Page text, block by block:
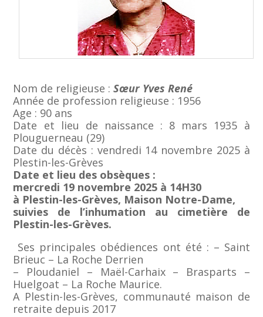
Nom de religieuse :Sœur Yves René
Année de profession religieuse : 1956
Age : 90 ans
Date et lieu de naissance : 8 mars 1935 à
Plouguerneau (29)
Date du décès : vendredi 14 novembre 2025 à
Plestin-les-Grèves
Date et lieu des obsèques :
mercredi 19 novembre 2025 à 14H30
à Plestin-les-Grèves, Maison Notre-Dame,
suivies de l’inhumation au cimetière de
Plestin-les-Grèves.
Ses principales obédiences ont été : – Saint
Brieuc – La Roche Derrien
– Ploudaniel – Maël-Carhaix – Brasparts –
Huelgoat – La Roche Maurice.
A Plestin-les-Grèves, communauté maison de
retraite depuis 2017